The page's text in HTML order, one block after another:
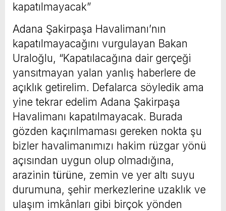
kapatılmayacak”
Adana Şakirpaşa Havalimanı’nın
kapatılmayacağını vurgulayan Bakan
Uraloğlu, “Kapatılacağına dair gerçeği
yansıtmayan yalan yanlış haberlere de
açıklık getirelim. Defalarca söyledik ama
yine tekrar edelim Adana Şakirpaşa
Havalimanı kapatılmayacak. Burada
gözden kaçırılmaması gereken nokta şu
bizler havalimanımızı hakim rüzgar yönü
açısından uygun olup olmadığına,
arazinin türüne, zemin ve yer altı suyu
durumuna, şehir merkezlerine uzaklık ve
ulaşım imkânları gibi birçok yönden